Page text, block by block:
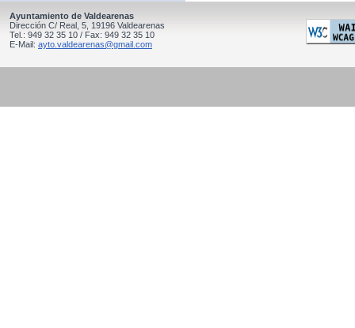
Ayuntamiento de Valdearenas
Dirección C/ Real, 5, 19196 Valdearenas
Tel.: 949 32 35 10 / Fax: 949 32 35 10
E-Mail: ayto.valdearenas@gmail.com